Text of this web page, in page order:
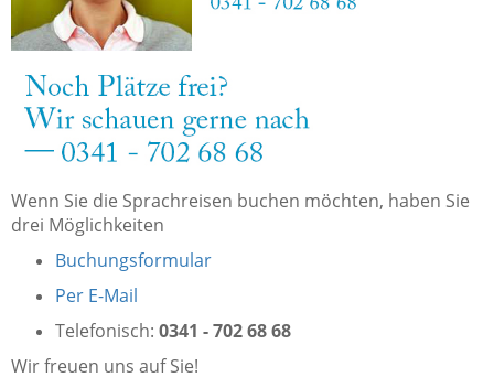
Wenn Sie die Sprachreisen buchen möchten, haben Sie
drei Möglichkeiten
Buchungsformular
Per E-Mail
Telefonisch: 0341 - 702 68 68
Wir freuen uns auf Sie!